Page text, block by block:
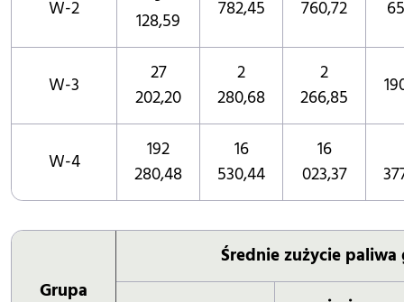
W-2
128,59
782,45 760,72
W-3
27
202,20
2
280,68
2
266,85
W-4
192
280,48
16
530,44
16
023,37
Grupa
Średnie zużycie paliwa